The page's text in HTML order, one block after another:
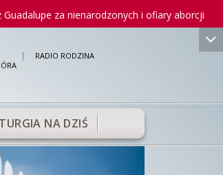
za nienarodzonych i ofiary aborcji
RADIO RODZINA
NA DZIŚ